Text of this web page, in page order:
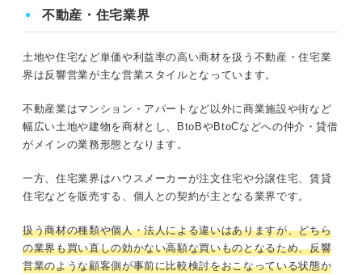
不動産・住宅業界
土地や住宅など単価や利益率の高い商材を扱う不動産・住宅業
界は反響営業が主な営業スタイルとなっています。
不動産業はマンション・アパートなど以外に商業施設や街など
幅広い土地や建物を商材とし、BtoBやBtoCなどへの仲介・貸借
がメインの業務形態となります。
一方、住宅業界はハウスメーカーが注文住宅や分譲住宅、賃貸
住宅などを販売する、個人との契約が主となる業界です。
扱う商材の種類や個人・法人による違いはありますが、どちら
の業界も買い直しの効かない高額な買いものとなるため、反響
営業のような顧客側が事前に比較検討をおこなっている状態か